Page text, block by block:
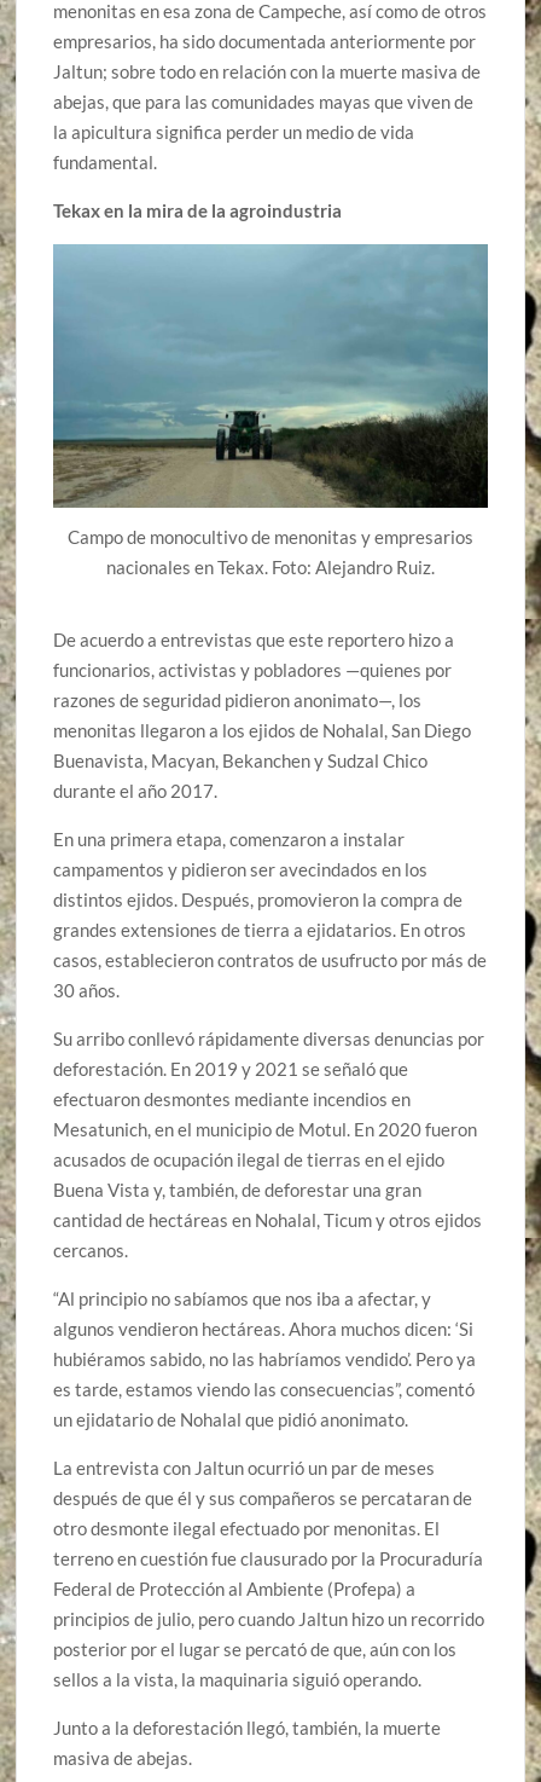
menonitas en esa zona de Campeche, así como de otros
empresarios, ha sido documentada anteriormente por
Jaltun; sobre todo en relación con la muerte masiva de
abejas, que para las comunidades mayas que viven de
la apicultura significa perder un medio de vida
fundamental.
Tekax en la mira de la agroindustria
Campo de monocultivo de menonitas y empresarios
nacionales en Tekax. Foto: Alejandro Ruiz.
De acuerdo a entrevistas que este reportero hizo a
funcionarios, activistas y pobladores —quienes por
razones de seguridad pidieron anonimato—, los
menonitas llegaron a los ejidos de Nohalal, San Diego
Buenavista, Macyan, Bekanchen y Sudzal Chico
durante el año 2017.
En una primera etapa, comenzaron a instalar
campamentos y pidieron ser avecindados en los
distintos ejidos. Después, promovieron la compra de
grandes extensiones de tierra a ejidatarios. En otros
casos, establecieron contratos de usufructo por más de
30 años.
Su arribo conllevó rápidamente diversas denuncias por
deforestación. En 2019 y 2021 se señaló que
efectuaron desmontes mediante incendios en
Mesatunich, en el municipio de Motul. En 2020 fueron
acusados de ocupación ilegal de tierras en el ejido
Buena Vista y, también, de deforestar una gran
cantidad de hectáreas en Nohalal, Ticum y otros ejidos
cercanos.
“Al principio no sabíamos que nos iba a afectar, y
algunos vendieron hectáreas. Ahora muchos dicen: ‘Si
hubiéramos sabido, no las habríamos vendido’. Pero ya
es tarde, estamos viendo las consecuencias”, comentó
un ejidatario de Nohalal que pidió anonimato.
La entrevista con Jaltun ocurrió un par de meses
después de que él y sus compañeros se percataran de
otro desmonte ilegal efectuado por menonitas. El
terreno en cuestión fue clausurado por la Procuraduría
Federal de Protección al Ambiente (Profepa) a
principios de julio, pero cuando Jaltun hizo un recorrido
posterior por el lugar se percató de que, aún con los
sellos a la vista, la maquinaria siguió operando.
Junto a la deforestación llegó, también, la muerte
masiva de abejas.